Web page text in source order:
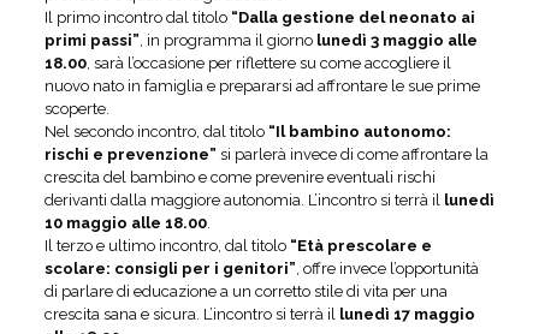
Il primo incontro dal titolo “Dalla gestione del neonato ai
primi passi”, in programma il giorno lunedì 3 maggio alle
18.00, sarà l’occasione per riflettere su come accogliere il
nuovo nato in famiglia e prepararsi ad affrontare le sue prime
scoperte.
Nel secondo incontro, dal titolo “Il bambino autonomo:
rischi e prevenzione” si parlerà invece di come affrontare la
crescita del bambino e come prevenire eventuali rischi
derivanti dalla maggiore autonomia. L’incontro si terrà il lunedì
10 maggio alle 18.00.
Il terzo e ultimo incontro, dal titolo “Età prescolare e
scolare: consigli per i genitori”, offre invece l’opportunità
di parlare di educazione a un corretto stile di vita per una
crescita sana e sicura. L’incontro si terrà il lunedì 17 maggio